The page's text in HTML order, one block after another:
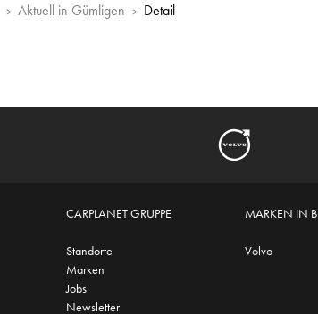
Aktuell in Gümligen Detail
CARPLANET GRUPPE
Standorte
Marken
Jobs
Newsletter
MARKEN IN
Volvo